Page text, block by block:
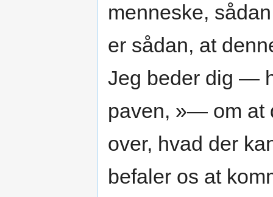
menneske,
er sådan, at
Jeg beder dig —
paven, »— om at
over, hvad der
befaler os at